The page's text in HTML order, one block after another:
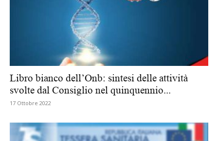
Libro bianco dell’Onb: sintesi delle attività
svolte dal Consiglio nel quinquennio...
17 Ottobre 2022